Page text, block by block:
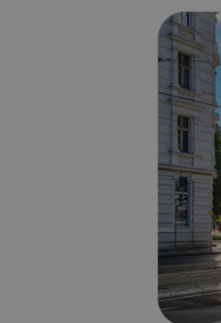
Wielki
format
dla
Sports
Wrocławiu